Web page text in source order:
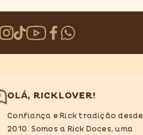
OLÁ, RICKLOVER!
Confiança e Rick tradição desde
2010. Somos a Rick Doces, uma